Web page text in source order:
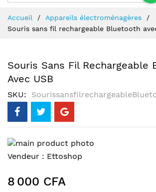
au
contenu
Accueil
Appareils électroménagères
Souris sans fil rechargeable Bluetooth
Souris Sans Fil Rechargeable
Avec USB
SKU
Skip
to
end
of
Skip
the
beginning
Vendeur : Ettoshop
8 000 CFA